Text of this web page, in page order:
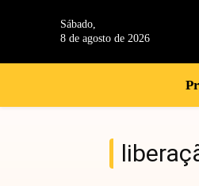
Sábado,
8 de agosto de 2026